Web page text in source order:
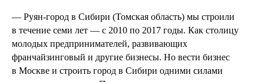
— Руян-город в Сибири (Томская область) мы строили
в течение семи лет — с 2010 по 2017 годы. Как столицу
молодых предпринимателей, развивающих
франчайзинговый и другие бизнесы. Но вести бизнес
в Москве и строить город в Сибири одними силами